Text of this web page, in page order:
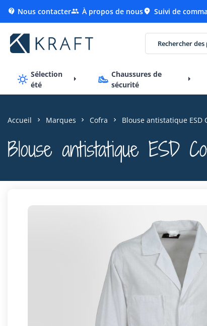
 Nous contacter À propos de nous Suivi de
Sélection
été
Chaussures de
sécurité
Accueil Marques Cofra Blouse antistatique ESD
Blouse antistatique ESD